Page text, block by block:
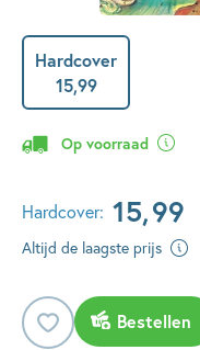
Hardcover
15,99
Op voorraad
Hardcover: 15,99
Altijd de laagste prijs
Bestellen